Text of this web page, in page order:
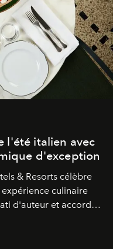
l'été italien avec
d'exception
& Resorts célèbre
culinaire
d'auteur et accords